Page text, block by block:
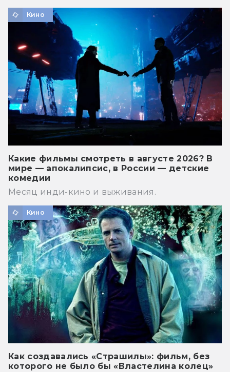
Кино
Какие фильмы смотреть в августе 2026? В
мире — апокалипсис, в России — детские
комедии
Месяц инди-кино и выживания.
Кино
Как создавались «Страшилы»: фильм, без
которого не было бы «Властелина колец»